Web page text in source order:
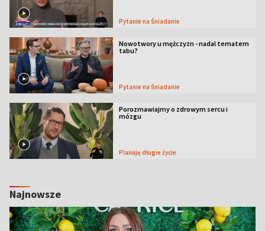
Pytanie na Śniadanie
Nowotwory u mężczyzn - nadal tematem
tabu?
Pytanie na Śniadanie
Porozmawiajmy o zdrowym sercu i
mózgu
Planuję długie życie
Najnowsze